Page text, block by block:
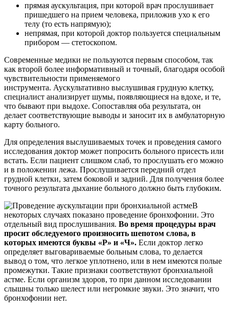
прямая аускультация, при которой врач прослушивает
пришедшего на прием человека, приложив ухо к его
телу (то есть напрямую);
непрямая, при которой доктор пользуется специальным
прибором — стетоскопом.
Современные медики не пользуются первым способом, так
как второй более информативный и точный, благодаря особой
чувствительности применяемого
инструмента. Аускультативно выслушивая грудную клетку,
специалист анализирует шумы, появляющиеся на вдохе, и те,
что бывают при выдохе. Сопоставляя оба результата, он
делает соответствующие выводы и заносит их в амбулаторную
карту больного.
Для определения выслушиваемых точек и проведения самого
исследования доктор может попросить больного присесть или
встать. Если пациент слишком слаб, то прослушать его можно
и в положении лежа. Прослушивается передний отдел
грудной клетки, затем боковой и задний. Для получения более
точного результата дыхание больного должно быть глубоким.
В
некоторых случаях показано проведение бронхофонии. Это
отдельный вид прослушивания. Во время процедуры врач
просит обследуемого произносить шепотом слова, в
которых имеются буквы «Р» и «Ч». Если доктор легко
определяет выговариваемые больным слова, то делается
вывод о том, что легкое уплотнено, или в нем имеются полые
промежутки. Такие признаки соответствуют бронхиальной
астме. Если организм здоров, то при данном исследовании
слышны только шелест или негромкие звуки. Это значит, что
бронхофонии нет.